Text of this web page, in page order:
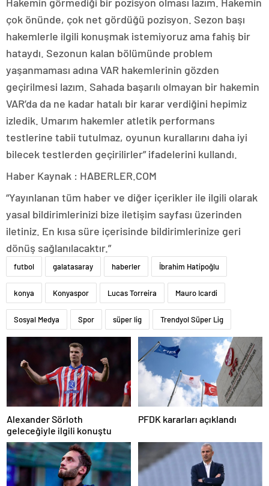
çok önünde, çok net gördüğü pozisyon. Sezon başı
hakemlerle ilgili konuşmak istemiyoruz ama fahiş bir
hataydı. Sezonun kalan bölümünde problem
yaşanmaması adına VAR hakemlerinin gözden
geçirilmesi lazım. Sahada başarılı olmayan bir hakemin
VAR’da da ne kadar hatalı bir karar verdiğini hepimiz
izledik. Umarım hakemler atletik performans
testlerine tabii tutulmaz, oyunun kurallarını daha iyi
bilecek testlerden geçirilirler” ifadelerini kullandı.
Haber Kaynak : HABERLER.COM
“Yayınlanan tüm haber ve diğer içerikler ile ilgili olarak
yasal bildirimlerinizi bize iletişim sayfası üzerinden
iletiniz. En kısa süre içerisinde bildirimlerinize geri
dönüş sağlanılacaktır.”
futbol galatasaray haberler İbrahim Hatipoğlu
konya Konyaspor Lucas Torreira Mauro Icardi
Sosyal Medya Spor süper lig Trendyol Süper Lig
Alexander Sörloth
geleceğiyle ilgili konuştu
PFDK kararları açıklandı